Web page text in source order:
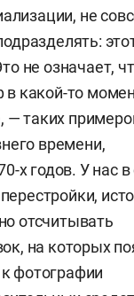
не
не означает,
какой-то
— таких
времени,
х годов. У нас в
отсчитывать
на которых
фотографии